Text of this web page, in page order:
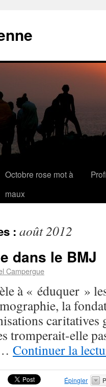
Octobre rose mot à
maux
: août 2012
dans le BMJ
Campergue
à « éduquer »
la
tromperait-elle
Continuer la
Épingler